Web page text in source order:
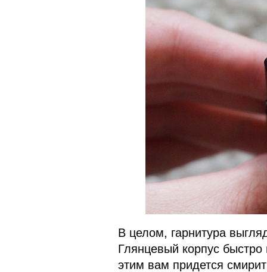
В целом, гарнитура
Глянцевый корпус быстро
этим вам придется